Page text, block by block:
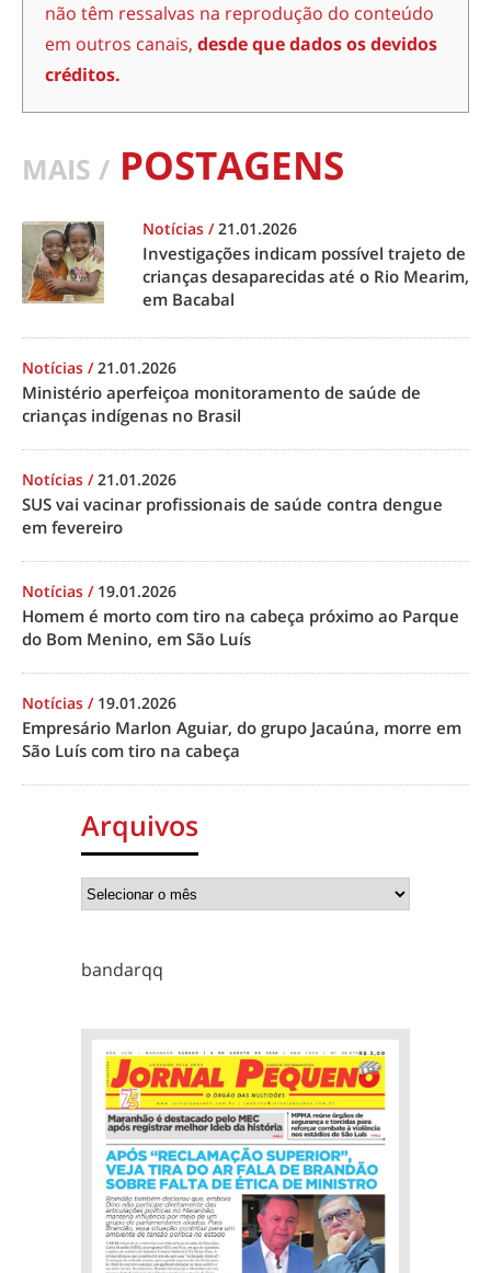
não têm ressalvas na reprodução do conteúdo
em outros canais, desde que dados os devidos
créditos.
MAIS / POSTAGENS
Notícias /21.01.2026
Investigações indicam possível trajeto de
crianças desaparecidas até o Rio Mearim,
em Bacabal
Notícias /21.01.2026
Ministério aperfeiçoa monitoramento de saúde de
crianças indígenas no Brasil
Notícias /21.01.2026
SUS vai vacinar profissionais de saúde contra dengue
em fevereiro
Notícias / 19.01.2026
Homem é morto com tiro na cabeça próximo ao Parque
do Bom Menino, em São Luís
Notícias / 19.01.2026
Empresário Marlon Aguiar, do grupo Jacaúna, morre em
São Luís com tiro na cabeça
Arquivos
bandarqq